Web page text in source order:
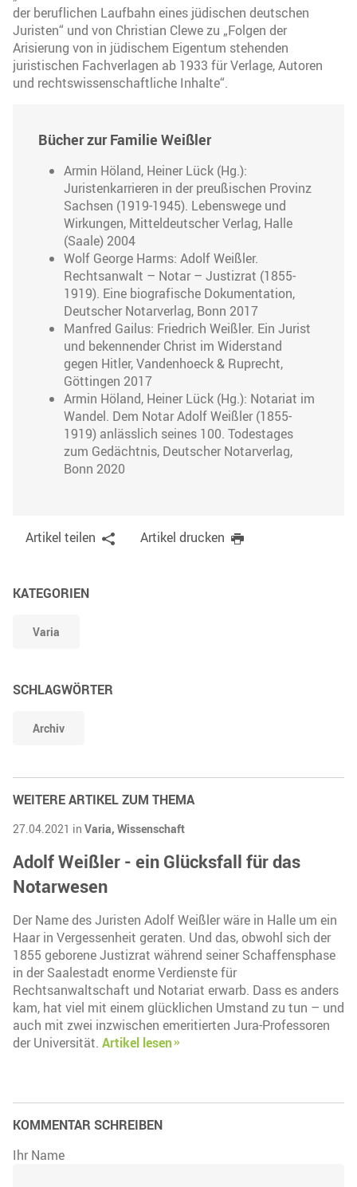
der beruflichen Laufbahn eines jüdischen deutschen
Juristen“ und von Christian Clewe zu „Folgen der
Arisierung von in jüdischem Eigentum stehenden
juristischen Fachverlagen ab 1933 für Verlage, Autoren
und rechtswissenschaftliche Inhalte“.
Bücher zur Familie Weißler
Armin Höland, Heiner Lück (Hg.):
Juristenkarrieren in der preußischen Provinz
Sachsen (1919-1945). Lebenswege und
Wirkungen, Mitteldeutscher Verlag, Halle
(Saale) 2004
Wolf George Harms: Adolf Weißler.
Rechtsanwalt – Notar – Justizrat (1855-
1919). Eine biografische Dokumentation,
Deutscher Notarverlag, Bonn 2017
Manfred Gailus: Friedrich Weißler. Ein Jurist
und bekennender Christ im Widerstand
gegen Hitler, Vandenhoeck & Ruprecht,
Göttingen 2017
Armin Höland, Heiner Lück (Hg.): Notariat im
Wandel. Dem Notar Adolf Weißler (1855-
1919) anlässlich seines 100. Todestages
zum Gedächtnis, Deutscher Notarverlag,
Bonn 2020
Artikel teilen Artikel drucken
KATEGORIEN
Varia
SCHLAGWÖRTER
Archiv
WEITERE ARTIKEL ZUM THEMA
27.04.2021 in Varia, Wissenschaft
Adolf Weißler - ein Glücksfall für das
Notarwesen
Der Name des Juristen Adolf Weißler wäre in Halle um ein
Haar in Vergessenheit geraten. Und das, obwohl sich der
1855 geborene Justizrat während seiner Schaffensphase
in der Saalestadt enorme Verdienste für
Rechtsanwaltschaft und Notariat erwarb. Dass es anders
kam, hat viel mit einem glücklichen Umstand zu tun – und
auch mit zwei inzwischen emeritierten Jura-Professoren
der Universität. Artikel lesen
KOMMENTAR SCHREIBEN
Ihr Name